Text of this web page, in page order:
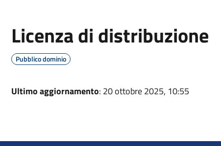
Licenza di distribuzione
Pubblico dominio
Ultimo aggiornamento: 20 ottobre 2025, 10:55